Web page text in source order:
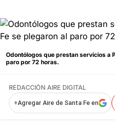
Odontólogos que prestan servicios a
paro por 72 horas.
REDACCIÓN AIRE DIGITAL
+Agregar Aire de Santa Fe en